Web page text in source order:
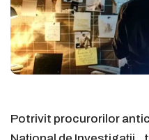
Potrivit procurorilor